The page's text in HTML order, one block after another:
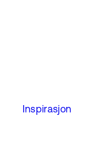
Inspirasjon